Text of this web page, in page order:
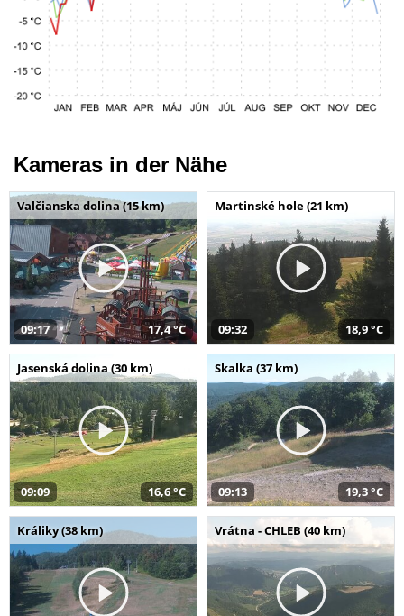
Kameras in der Nähe
Valčianska dolina (15 km)
09:17 17,4 °C
Martinské hole (21 km)
09:32 18,9 °C
Jasenská dolina (30 km)
09:09 16,6 °C
Skalka (37 km)
09:13 19,3 °C
Králiky (38 km) Vrátna - CHLEB (40 km)